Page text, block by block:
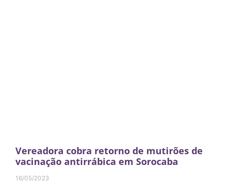
Vereadora cobra retorno de mutirões de
vacinação antirrábica em Sorocaba
16/05/2023